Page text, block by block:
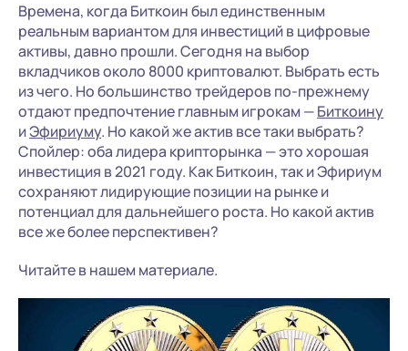
Времена, когда Биткоин был единственным
реальным вариантом для инвестиций в цифровые
активы, давно прошли. Сегодня на выбор
вкладчиков около 8000 криптовалют. Выбрать есть
из чего. Но большинство трейдеров по-прежнему
отдают предпочтение главным игрокам —Биткоину
иЭфириуму. Но какой же актив все таки выбрать?
Спойлер: оба лидера крипторынка — это хорошая
инвестиция в 2021 году. Как Биткоин, так и Эфириум
сохраняют лидирующие позиции на рынке и
потенциал для дальнейшего роста. Но какой актив
все же более перспективен?
Читайте в нашем материале.